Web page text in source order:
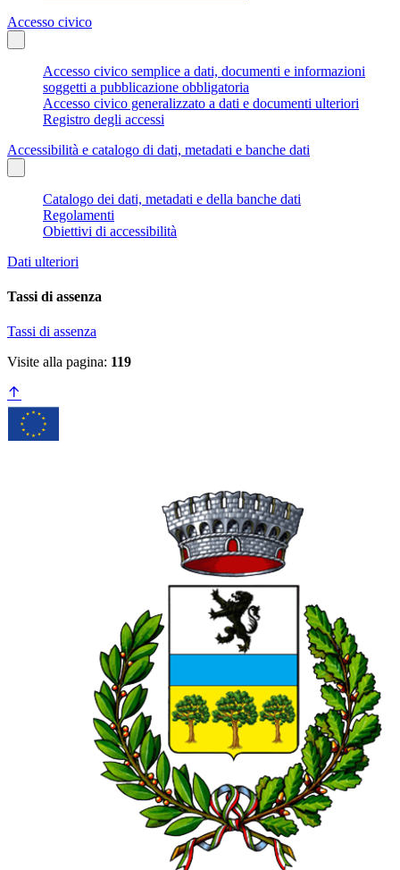
Accesso civico
Accesso civico semplice a dati, documenti e informazioni
soggetti a pubblicazione obbligatoria
Accesso civico generalizzato a dati e documenti ulteriori
Registro degli accessi
Accessibilità e catalogo di dati, metadati e banche dati
Catalogo dei dati, metadati e della banche dati
Regolamenti
Obiettivi di accessibilità
Dati ulteriori
Tassi di assenza
Tassi di assenza
Visite alla pagina: 119